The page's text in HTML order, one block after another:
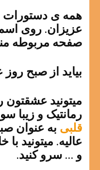
همه ی دستورات
عزیزان. روی اسم
صفحه مربوطه
بیاید از صبح
میتونید عشقتون
رمانتیک و زیبا
قلبی به عنوان
عالیه. میتونید
و … سرو کنید.